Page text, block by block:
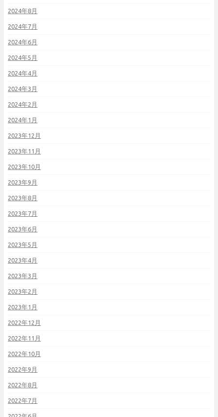
2024年8月
2024年7月
2024年6月
2024年5月
2024年4月
2024年3月
2024年2月
2024年1月
2023年12月
2023年11月
2023年10月
2023年9月
2023年8月
2023年7月
2023年6月
2023年5月
2023年4月
2023年3月
2023年2月
2023年1月
2022年12月
2022年11月
2022年10月
2022年9月
2022年8月
2022年7月